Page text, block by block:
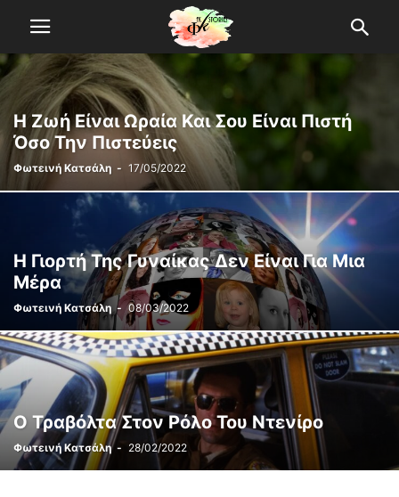
Η Ζωή Eίναι Ωραία Και Σου Είναι Πιστή
Όσο Την Πιστεύεις
Φωτεινή Κατσάλη - 17/05/2022
Η Γιορτή Της Γυναίκας Δεν Είναι Για Μια
Μέρα
Φωτεινή Κατσάλη - 08/03/2022
Ο Τραβόλτα Στον Ρόλο Του Ντενίρο
Φωτεινή Κατσάλη - 28/02/2022